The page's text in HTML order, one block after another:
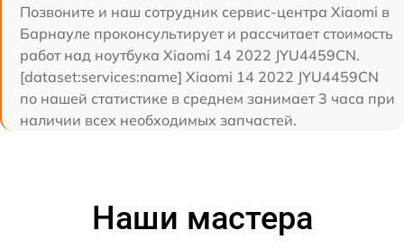
Позвоните и наш сотрудник сервис-центра Xiaomi в
Барнауле проконсультирует и рассчитает стоимость
работ над ноутбука Xiaomi 14 2022 JYU4459CN.
[dataset:services:name] Xiaomi 14 2022 JYU4459CN
по нашей статистике в среднем занимает 3 часа при
наличии всех необходимых запчастей.
Наши мастера